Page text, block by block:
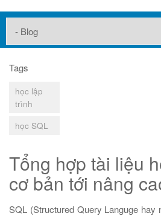
Tags
học lập
trình
học SQL
Tổng hợp tài liệu
cơ bản tới nâng
SQL (Structured Query Languge